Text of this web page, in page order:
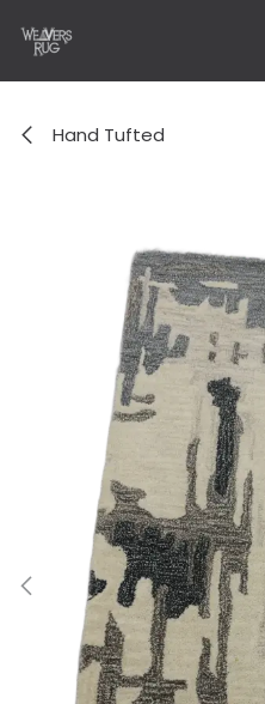
Hand Tufted